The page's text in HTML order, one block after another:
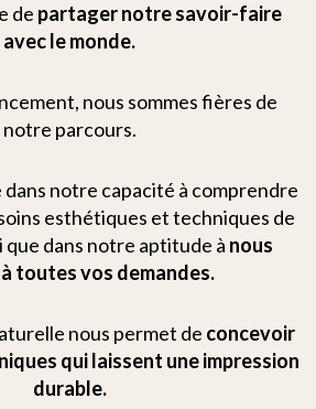
de partager notre savoir-faire
avec le monde.
nous sommes fières de
notre parcours.
notre capacité à comprendre
esthétiques et techniques de
que dans notre aptitude à nous
toutes vos demandes.
nous permet de concevoir
qui laissent une impression
durable.